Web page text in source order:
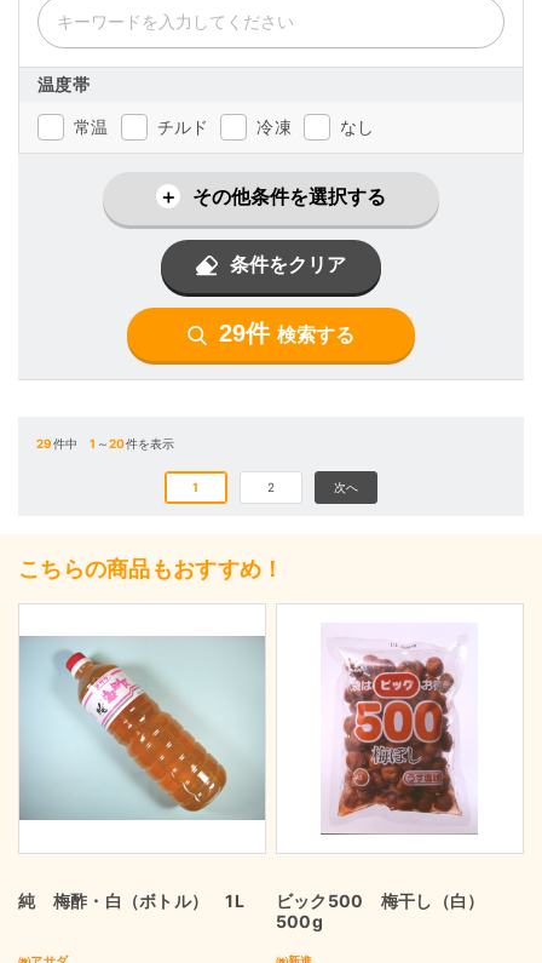
温度帯
常温 チルド 冷凍 なし
その他条件を選択する
条件をクリア
29件 検索する
29件中1 ～20件を表示
1 2 次へ
こちらの商品もおすすめ！
純 梅酢・白（ボトル） 1L
ビック500 梅干し（白）
500g